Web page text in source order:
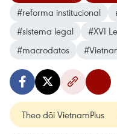
#reforma institucional
#sistema legal
#XVI
#macrodatos
Theo dõi VietnamPlus